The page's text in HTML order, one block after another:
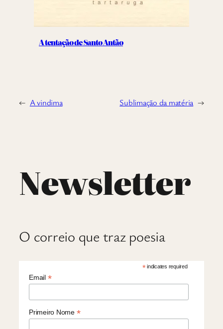
A tentação de Santo Antão
← A vindima Sublimação da matéria →
Newsletter
O correio que traz poesia
*indicates required
Email *
Primeiro Nome *